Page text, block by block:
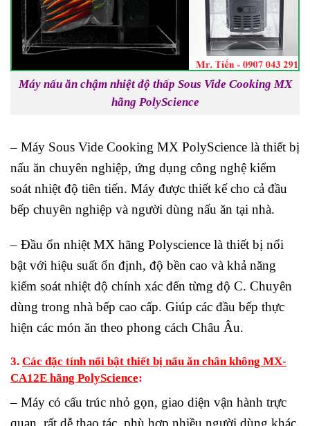
Máy nấu ăn chậm nhiệt độ thấp Sous Vide Cooking MX
hãng PolyScience
– Máy Sous Vide Cooking MX PolyScience là thiết bị
nấu ăn chuyên nghiệp, ứng dụng công nghệ kiểm
soát nhiệt độ tiên tiến. Máy được thiết kế cho cả đầu
bếp chuyên nghiệp và người dùng nấu ăn tại nhà.
– Đầu ổn nhiệt MX hãng Polyscience là thiết bị nổi
bật với hiệu suất ổn định, độ bền cao và khả năng
kiểm soát nhiệt độ chính xác đến từng độ C. Chuyên
dùng trong nhà bếp cao cấp. Giúp các đầu bếp thực
hiện các món ăn theo phong cách Châu Âu.
3. Các đặc tính nổi bật thiết bị nấu ăn chân không MX-
CA12E hãng PolyScience:
– Máy có cấu trúc nhỏ gọn, giao diện vận hành trực